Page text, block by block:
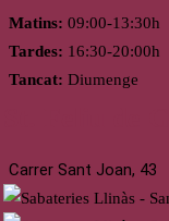
Matins: 09:00-13:30h
Tardes: 16:30-20:00h
Tancat: Diumenge
Carrer Sant Joan, 43